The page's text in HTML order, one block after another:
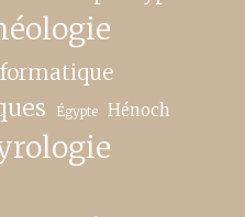
Égypte Hénoch